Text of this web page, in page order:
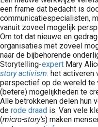
een frame dat bedacht is
communicatiespecialisten,
vanuit zoveel mogelijk
Om tot dat nieuwe en
organisaties met zoveel
naar de bijbehorende
Storytelling-expert Mary
story activism: het activeren
perspectief op de wereld te
(betere) mogelijkheden te
Alle betrokkenen delen hun
de rode draad is. Van vele
(micro-story’s) maken